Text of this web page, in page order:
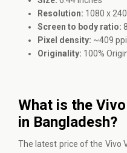
Resolution: 1080 x
Screen to body ratio:
Pixel density: ~409 ppi
Originality: 100%
What is the
in Bangladesh?
The latest price of the Vivo